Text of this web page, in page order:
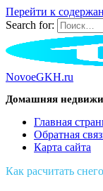
Перейти к
Search for:
NovoeGKH.ru
Домашняя
Главная
Обратная
Карта сайта
Как расчитать